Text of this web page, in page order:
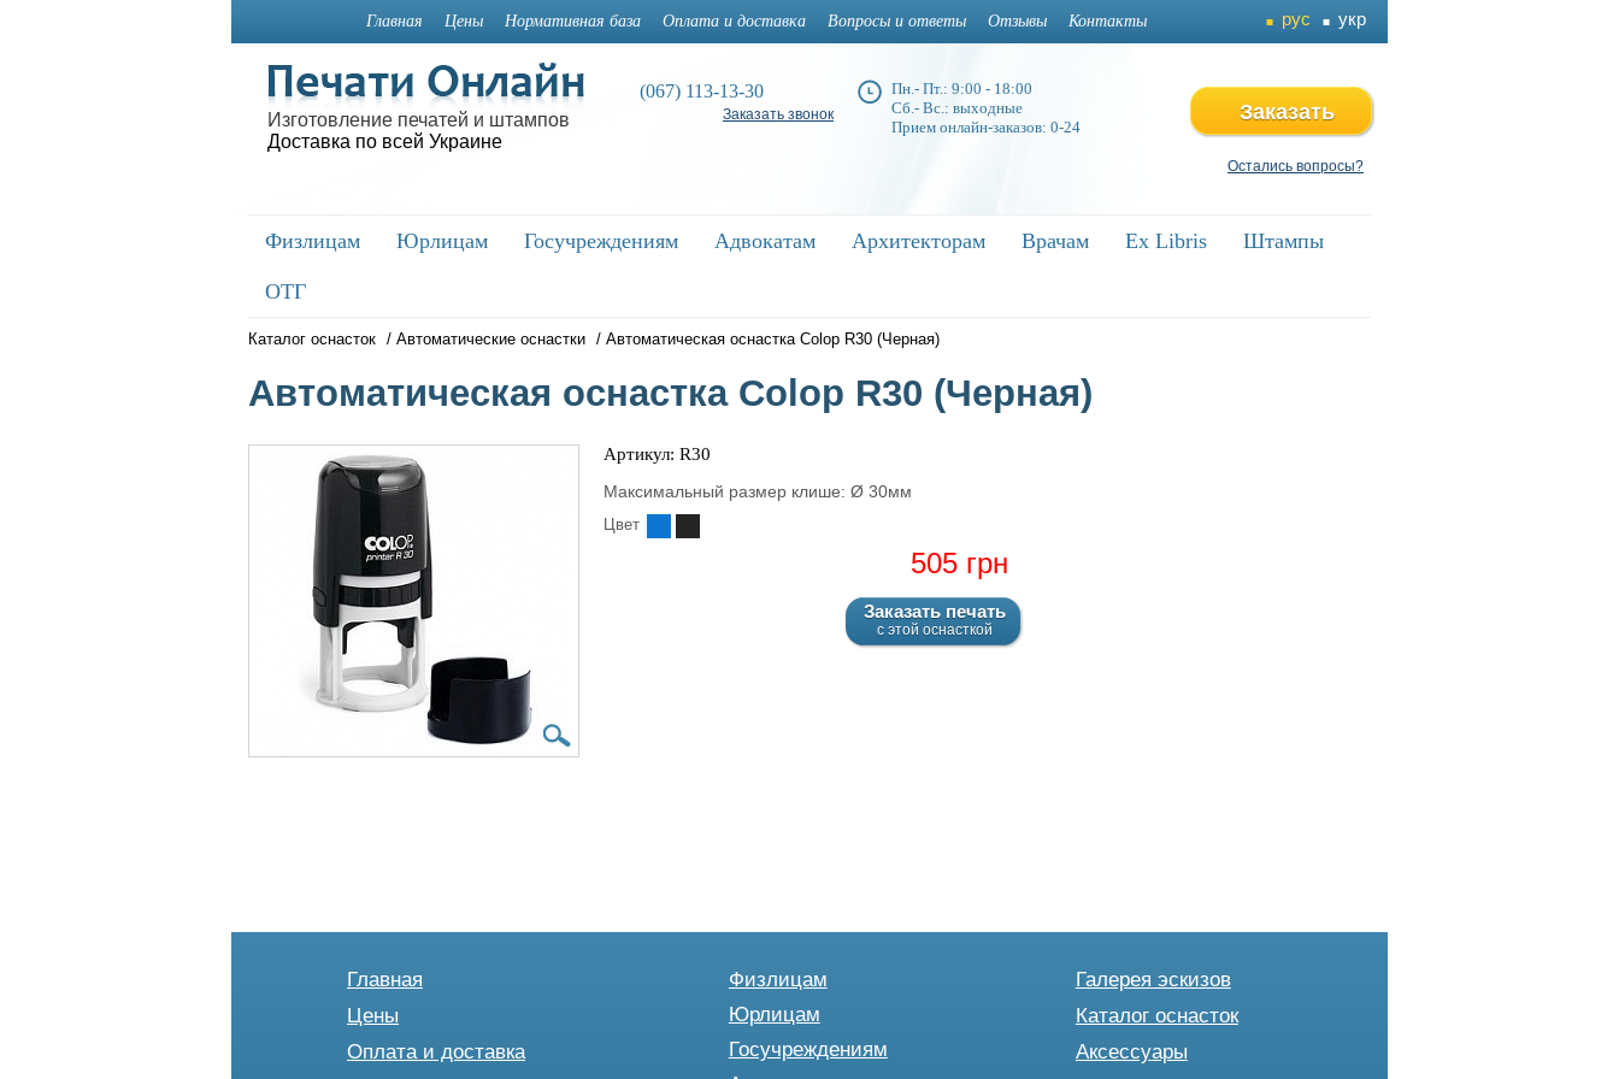
Главная Цены Нормативная база Оплата и доставка Вопросы и ответы Отзывы Контакты рус укр
Изготовление печатей и штампов
Доставка по всей Украине
(067) 113-13-30
Заказать звонок
Пн.- Пт.: 9:00 - 18:00
Сб.- Вс.: выходные
Прием онлайн-заказов: 0-24
Заказать
Остались вопросы?
Физлицам
Физлицам Юрлицам
Юрлицам Госучреждениям
Госучреждениям Адвокатам
Адвокатам Архитекторам
Архитекторам Врачам
Врачам Ex Libris
Ex Libris Штампы
Штампы
ОТГ
ОТГ
Каталог оснасток /Автоматические оснастки /Автоматическая оснастка Colop R30 (Черная)
Автоматическая оснастка Colop R30 (Черная)
Артикул: R30
Максимальный размер клише: Ø 30мм
Цвет
505 грн
Заказать печать
с этой оснасткой
Главная
Цены
Оплата и доставка
Физлицам
Юрлицам
Госучреждениям
Галерея эскизов
Каталог оснасток
Аксессуары